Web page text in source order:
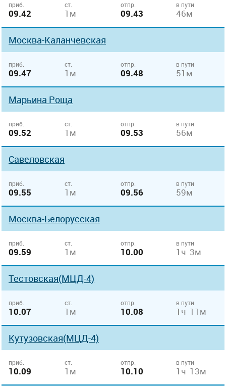
приб.
09.42
ст.
1м
отпр.
09.43
в пути
46м
Москва-Каланчевская
приб.
09.47
ст.
1м
отпр.
09.48
в пути
51м
Марьина Роща
приб.
09.52
ст.
1м
отпр.
09.53
в пути
56м
Савеловская
приб.
09.55
ст.
1м
отпр.
09.56
в пути
59м
Москва-Белорусская
приб.
09.59
ст.
1м
отпр.
10.00
в пути
1ч 3м
Тестовская(МЦД-4)
приб.
10.07
ст.
1м
отпр.
10.08
в пути
1ч 11м
Кутузовская(МЦД-4)
приб.
10.09
ст.
1м
отпр.
10.10
в пути
1ч 13м